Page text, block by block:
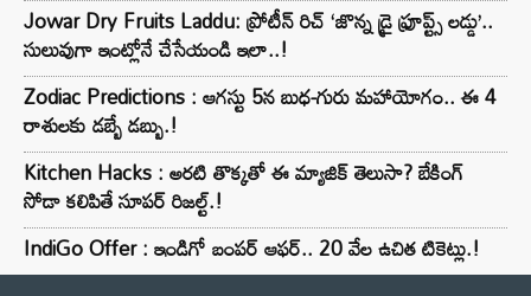
Jowar Dry Fruits Laddu: ప్రోటీన్ రిచ్ ‘జొన్న డ్రై ఫ్రూప్ట్స్ లడ్డు’..
సులువుగా ఇంట్లోనే చేసేయండి ఇలా..!
Zodiac Predictions : ఆగస్టు 5న బుధ-గురు మహాయోగం.. ఈ 4
రాశులకు డబ్బే డబ్బు.!
Kitchen Hacks : అరటి తొక్కతో ఈ మ్యాజిక్ తెలుసా? బేకింగ్
సోడా కలిపితే సూపర్ రిజల్ట్.!
IndiGo Offer : ఇండిగో బంపర్ ఆఫర్.. 20 వేల ఉచిత టికెట్లు.!